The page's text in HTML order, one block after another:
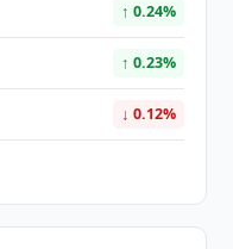
↑ 0.24%
↑ 0.23%
↓ 0.12%